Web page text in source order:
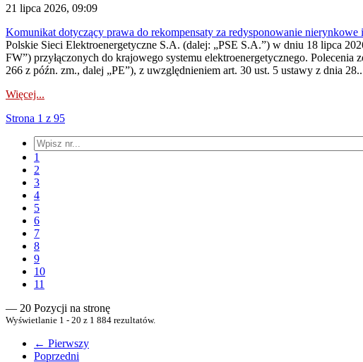
21 lipca 2026, 09:09
Komunikat dotyczący prawa do rekompensaty za redysponowanie
Polskie Sieci Elektroenergetyczne S.A. (dalej: „PSE S.A.”) w dniu 18 lipca
FW”) przyłączonych do krajowego systemu elektroenergetycznego.
266 z późn. zm., dalej „PE”), z uwzględnieniem art. 30 ust. 5 ustawy z dnia
Więcej...
Strona 1 z 95
1
2
3
4
5
6
7
8
9
10
11
— 20 Pozycji na stronę
Wyświetlanie 1 - 20 z 1 884 rezultatów.
← Pierwszy
Poprzedni